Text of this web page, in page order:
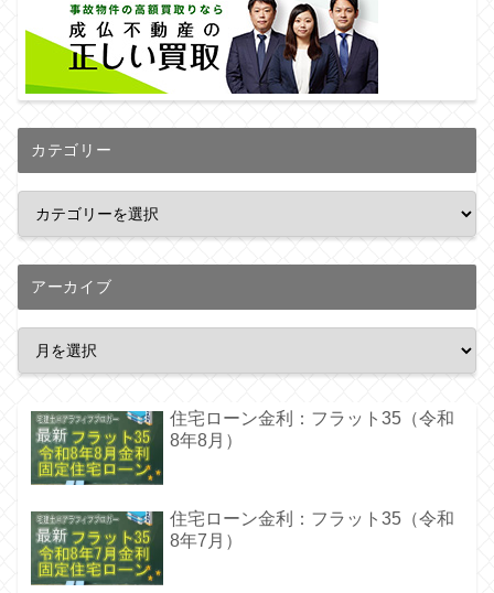
カテゴリー
アーカイブ
住宅ローン金利：フラット35（令和
8年8月）
住宅ローン金利：フラット35（令和
8年7月）